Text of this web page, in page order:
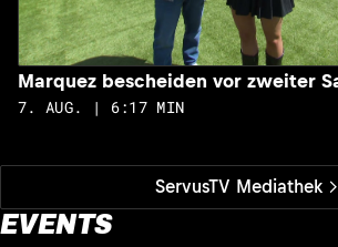
ServusTV Mediathek
Marquez bescheiden vor zweiter
7. AUG. | 6:17 MIN
EVENTS